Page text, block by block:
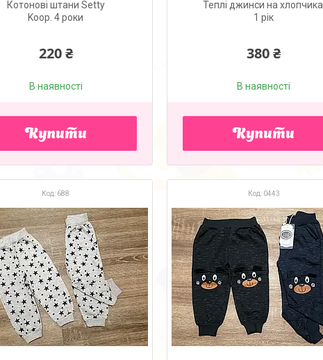
Котонові штани Setty
Koop. 4 роки
220 ₴
В наявності
Купити
Теплі джинси на хлопчика.
1 рік
380 ₴
В наявності
Купити
688 0443